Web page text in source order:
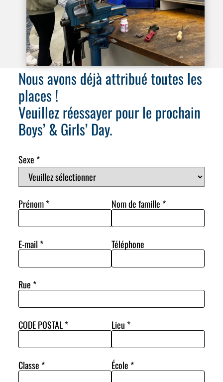
Nous avons déjà attribué toutes les
places !
Veuillez réessayer pour le prochain
Boys’ & Girls’ Day.
Sexe *
Prénom* Nom de famille *
E-mail * Téléphone
Rue *
CODE POSTAL* Lieu *
Classe * École *